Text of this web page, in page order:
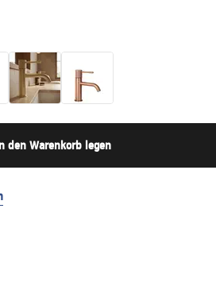
den Warenkorb legen